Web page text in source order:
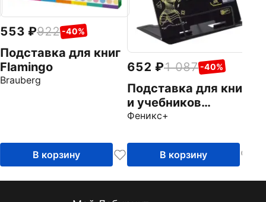
553 922 -40%
Подставка для книг
Flamingo
Brauberg
В корзину
652 1 087 -40%
Подставка для книг
и учебников
Метареальность
Феникс+
В корзину